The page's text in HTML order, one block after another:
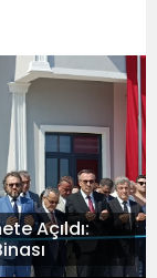
Açıldı: